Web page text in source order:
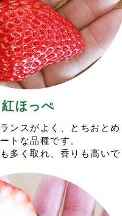
2021.5.4 19:15
紅ほっぺ
ンスがよく、とちおとめ
トな品種です。
多く取れ、香りも高いで